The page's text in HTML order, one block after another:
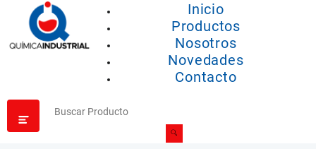
Inicio
Productos
Nosotros
Novedades
Contacto